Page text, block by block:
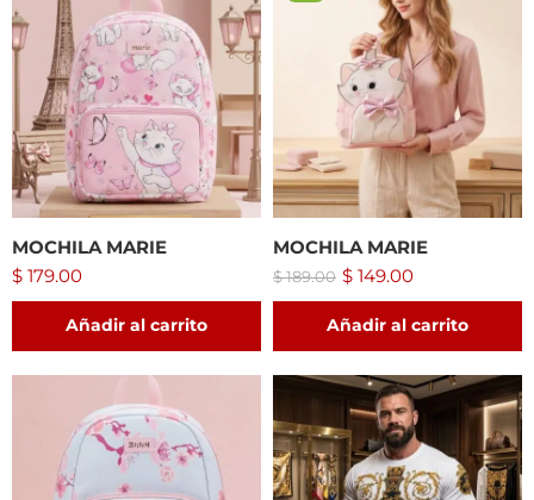
MOCHILA MARIE
$ 179.00
Añadir al carrito
MOCHILA MARIE
$189.00 $ 149.00
Añadir al carrito